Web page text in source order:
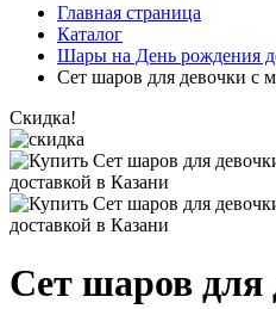
Главная страница
Каталог
Шары на День рождения
Сет шаров для девочки с
Скидка!
Сет шаров для